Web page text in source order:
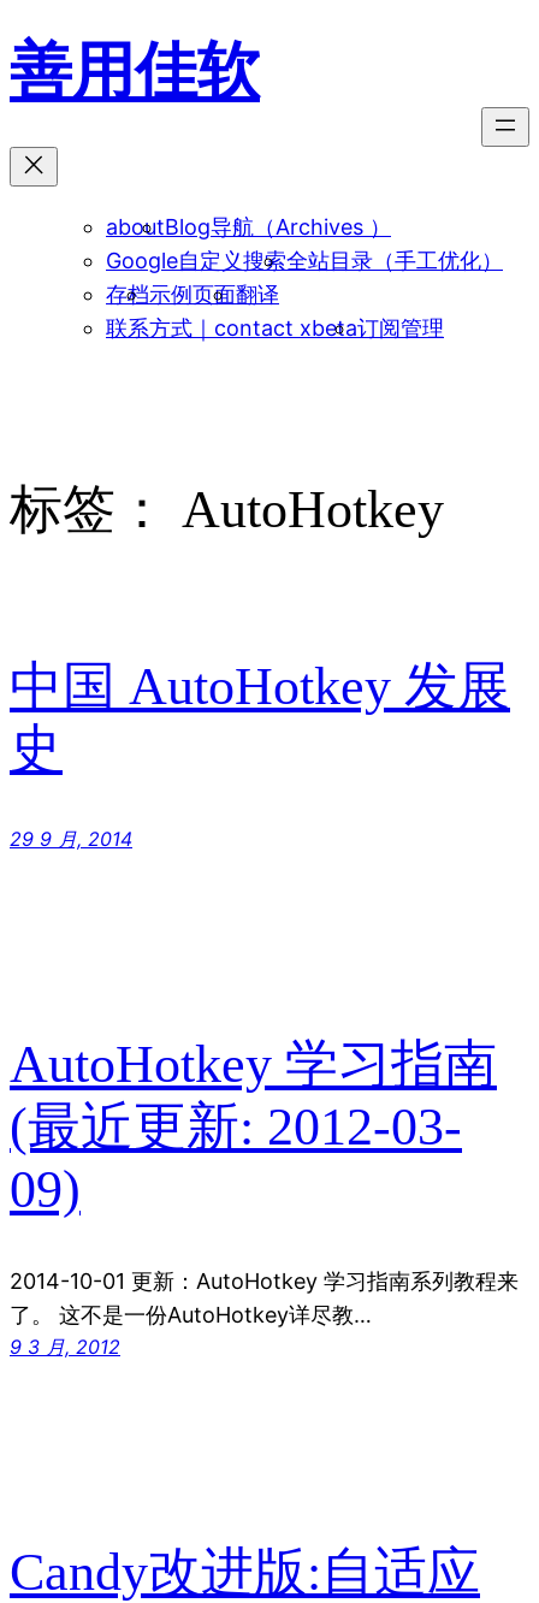
至
内
善用佳软
aboutBlog导航（Archives ）
Google自定义搜索全站目录（手工优化）
存档示例页面翻译
联系方式｜contact xbeta订阅管理
标签： AutoHotkey
中国 AutoHotkey 发展
史
29 9 月, 2014
AutoHotkey 学习指南
(最近更新: 2012-03-
09)
2014-10-01 更新：AutoHotkey 学习指南系列教程来
了。 这不是一份AutoHotkey详尽教…
9 3 月, 2012
Candy改进版:自适应